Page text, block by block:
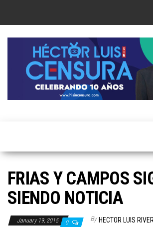
FRIAS Y CAMPOS
SIENDO NOTICIA
January 19, 2015 0 By HECTOR LUIS